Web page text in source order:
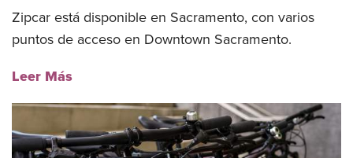
Zipcar está disponible en Sacramento, con varios
puntos de acceso en Downtown Sacramento.
Leer Más